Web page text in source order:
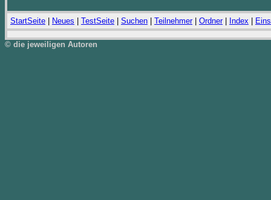
StartSeite Neues TestSeite Suchen Teilnehmer| Ordner| Index
© die jeweiligen Autoren